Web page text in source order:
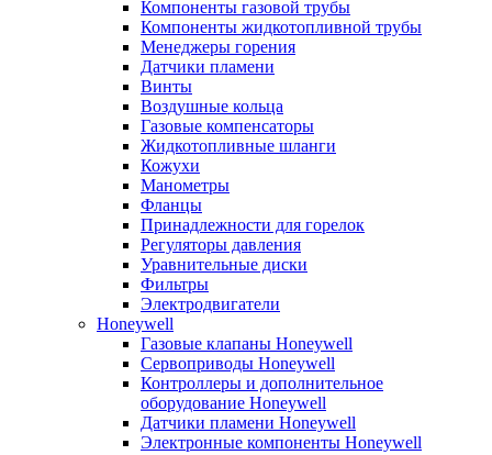
Компоненты газовой трубы
Компоненты жидкотопливной трубы
Менеджеры горения
Датчики пламени
Винты
Воздушные кольца
Газовые компенсаторы
Жидкотопливные шланги
Кожухи
Манометры
Фланцы
Принадлежности для горелок
Регуляторы давления
Уравнительные диски
Фильтры
Электродвигатели
Honeywell
Газовые клапаны Honeywell
Сервоприводы Honeywell
Контроллеры и дополнительное
оборудование Honeywell
Датчики пламени Honeywell
Электронные компоненты Honeywell